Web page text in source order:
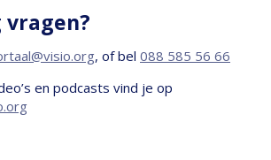
vragen?
, of bel 088 585 56 66
en podcasts vind je op